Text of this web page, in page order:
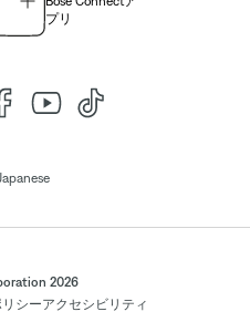
プリ
2026
シーアクセシビリティ